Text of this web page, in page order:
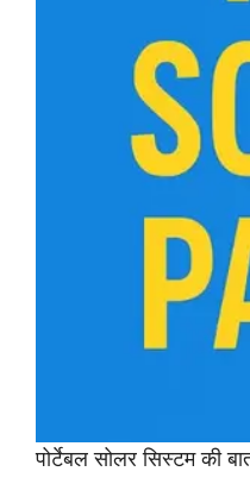
पोर्टेबल सोलर सिस्टम की